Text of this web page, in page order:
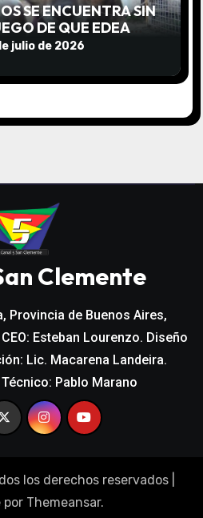
SE ENCUENTRA SIN
DE QUE EDEA
SIN AVISO
julio de 2026
Clemente
Provincia de Buenos Aires,
Esteban Lourenzo. Diseño
Lic. Macarena Landeira.
Pablo Marano
los derechos reservados
por Themeansar.